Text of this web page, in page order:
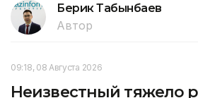
Берик Табынбаев
Автор
09:18, 08 Августа 2026
Неизвестный тяжело